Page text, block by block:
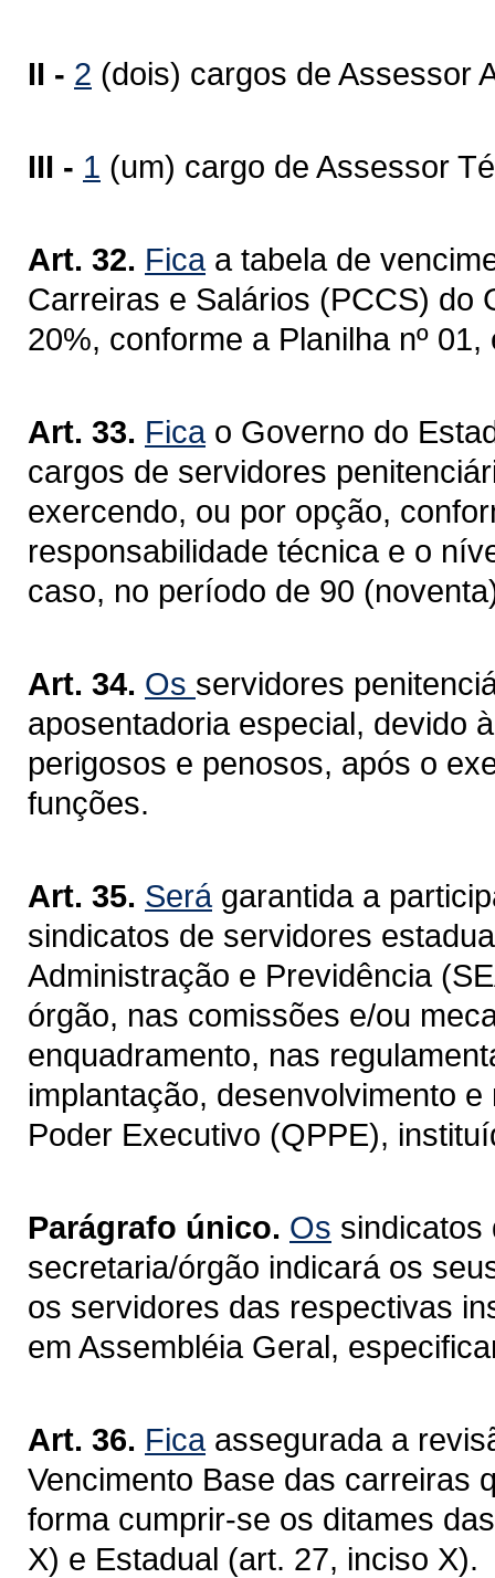
II - 2 (dois) cargos de Assessor
III - 1 (um) cargo de Assessor
Art. 32. Ficaa tabela de
Carreiras e Salários (PCCS) do
20%, conforme a Planilha nº 01,
Art. 33. Ficao Governo do
cargos de servidores
exercendo, ou por opção,
responsabilidade técnica e o
caso, no período de 90
Art. 34. Os servidores
aposentadoria especial, devido
perigosos e penosos, após o
funções.
Art. 35. Serágarantida a
sindicatos de servidores
Administração e Previdência
órgão, nas comissões e/ou
enquadramento, nas
implantação, desenvolvimento
Poder Executivo (QPPE),
Parágrafo único. Os sindicatos
secretaria/órgão indicará os
os servidores das respectivas
em Assembléia Geral,
Art. 36. Ficaassegurada a
Vencimento Base das carreiras
forma cumprir-se os ditames
X) e Estadual (art. 27, inciso X).